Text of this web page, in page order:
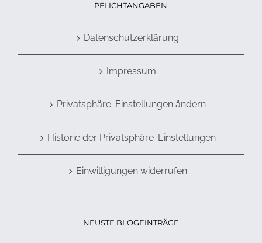
PFLICHTANGABEN
Datenschutzerklärung
Impressum
Privatsphäre-Einstellungen ändern
Historie der Privatsphäre-Einstellungen
Einwilligungen widerrufen
NEUSTE BLOGEINTRÄGE